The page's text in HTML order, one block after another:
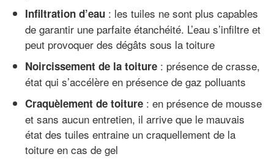
Infiltration d’eau : les tuiles ne sont plus capables
de garantir une parfaite étanchéité. L’eau s’infiltre et
peut provoquer des dégâts sous la toiture
Noircissement de la toiture : présence de crasse,
état qui s’accélère en présence de gaz polluants
Craquèlement de toiture : en présence de mousse
et sans aucun entretien, il arrive que le mauvais
état des tuiles entraine un craquellement de la
toiture en cas de gel